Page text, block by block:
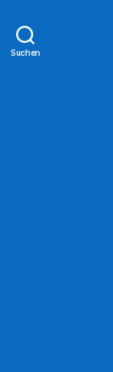
Suchen